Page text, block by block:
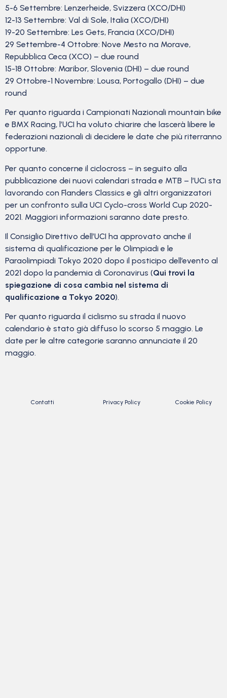
5-6 Settembre: Lenzerheide, Svizzera (XCO/DHI)
12-13 Settembre: Val di Sole, Italia (XCO/DHI)
19-20 Settembre: Les Gets, Francia (XCO/DHI)
29 Settembre-4 Ottobre: Nove Mesto na Morave,
Repubblica Ceca (XCO) – due round
15-18 Ottobre: Maribor, Slovenia (DHI) – due round
29 Ottobre-1 Novembre: Lousa, Portogallo (DHI) – due
round
Per quanto riguarda i Campionati Nazionali mountain bike
e BMX Racing, l’UCI ha voluto chiarire che lascerà libere le
federazioni nazionali di decidere le date che più riterranno
opportune.
Per quanto concerne il ciclocross – in seguito alla
pubblicazione dei nuovi calendari strada e MTB – l’UCi sta
lavorando con Flanders Classics e gli altri organizzatori
per un confronto sulla UCI Cyclo-cross World Cup 2020-
2021. Maggiori informazioni saranno date presto.
Il Consiglio Direttivo dell’UCI ha approvato anche il
sistema di qualificazione per le Olimpiadi e le
Paraolimpiadi Tokyo 2020 dopo il posticipo dell’evento al
2021 dopo la pandemia di Coronavirus (Qui trovi la
spiegazione di cosa cambia nel sistema di
qualificazione a Tokyo 2020).
Per quanto riguarda il ciclismo su strada il nuovo
calendario è stato già diffuso lo scorso 5 maggio. Le
date per le altre categorie saranno annunciate il 20
maggio.
Contatti Privacy Policy Cookie Policy